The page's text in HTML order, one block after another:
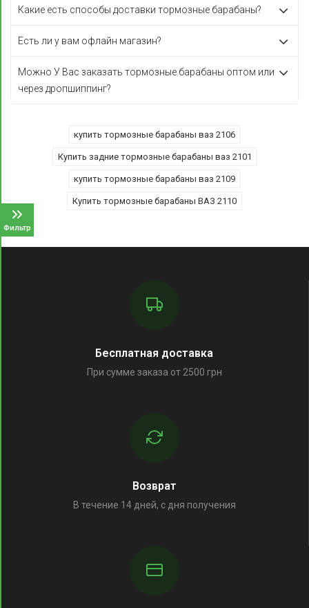
Фильтр
Какие есть способы доставки тормозные барабаны?
Есть ли у вам офлайн магазин?
Можно У Вас заказать тормозные барабаны оптом или
через дропшиппинг?
купить тормозные барабаны ваз 2106
Купить задние тормозные барабаны ваз 2101
купить тормозные барабаны ваз 2109
Купить тормозные барабаны ВАЗ 2110
Бесплатная доставка
При сумме заказа от 2500 грн
Возврат
В течение 14 дней, с дня получения